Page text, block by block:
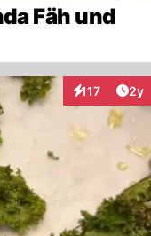
Fäh und
117
Interaktionen
2y